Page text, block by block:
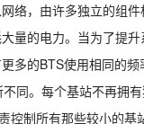
络，由许多独立的组件
量的电力。当为了提
多的BTS使用相同的频
同。每个基站不再拥
控制所有那些较小的